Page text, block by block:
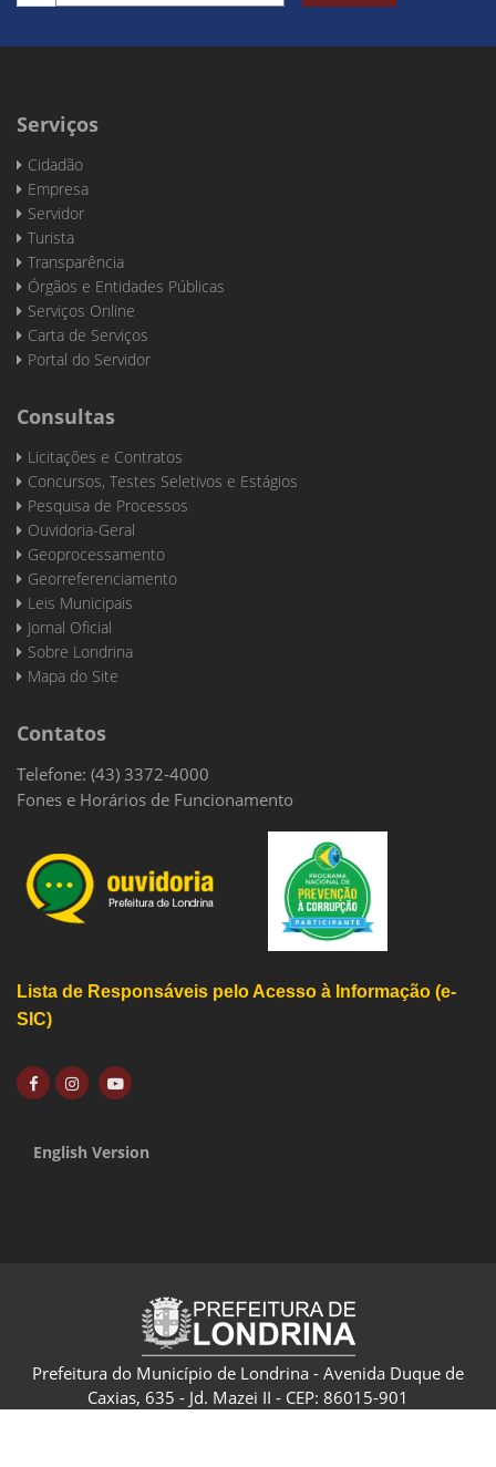
Serviços
Cidadão
Empresa
Servidor
Turista
Transparência
Órgãos e Entidades Públicas
Serviços Online
Carta de Serviços
Portal do Servidor
Consultas
Licitações e Contratos
Concursos, Testes Seletivos e Estágios
Pesquisa de Processos
Ouvidoria-Geral
Geoprocessamento
Georreferenciamento
Leis Municipais
Jornal Oficial
Sobre Londrina
Mapa do Site
Contatos
Telefone: (43) 3372-4000
Fones e Horários de Funcionamento
Lista de Responsáveis pelo Acesso à Informação (e-
SIC)
English Version
Prefeitura do Município de Londrina - Avenida Duque de
Caxias, 635 - Jd. Mazei II - CEP: 86015-901